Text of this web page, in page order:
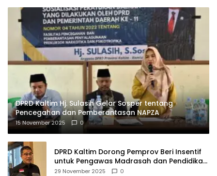
DPRD Kaltim Hj. Sulasih Gelar Sosper tentang
Pencegahan dan Pemberantasan NAPZA
15 November 2025 0
DPRD Kaltim Dorong Pemprov Beri Insentif
untuk Pengawas Madrasah dan Pendidikan
Agama
29 November 2025 0